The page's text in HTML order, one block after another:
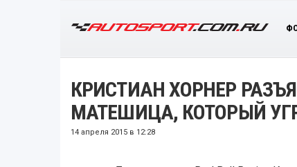
КРИСТИАН ХОРНЕР
МАТЕШИЦА, КОТОРЫЙ
14 апреля 2015 в 12:28